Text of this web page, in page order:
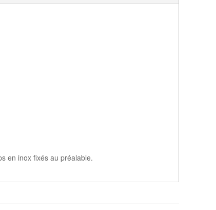
en inox fixés au préalable.